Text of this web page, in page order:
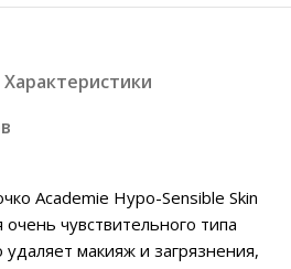
Характеристики
Academie Hypo-Sensible Skin
чувствительного типа
макияж и загрязнения,